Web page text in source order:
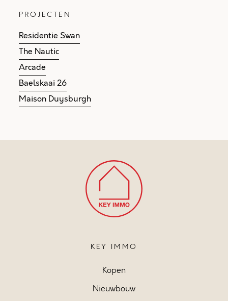
PROJECTEN
Residentie Swan
The Nautic
Arcade
Baelskaai 26
Maison Duysburgh
KEY IMMO
Kopen
Nieuwbouw